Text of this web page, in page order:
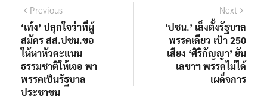
แนะแนว
เรื่อง
PreviousPrevious
post:
‘เท้ง’ ปลุกใจว่าที่ผู้
สมัคร สส.ปชน.ขอ
ให้หาหัวคะแนน
ธรรมชาติให้เจอ พา
พรรคเป็นรัฐบาล
ประชาชน
Next
‘ปชน.’ เล็งตั้งรัฐบาล
พรรคเดียว เป้า 250
เสียง ‘ศิริกัญญา’ ยัน
เลขาฯ พรรคไม่ได้
เผด็จการ